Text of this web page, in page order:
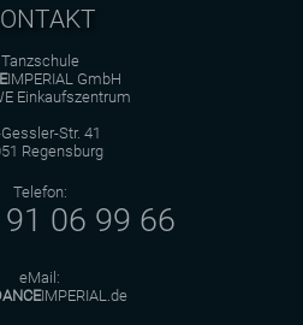
Tanzschule
IMPERIAL GmbH
Einkaufszentrum
Gessler-Str. 41
Regensburg
Telefon:
06 99 66
eMail:
IMPERIAL.de